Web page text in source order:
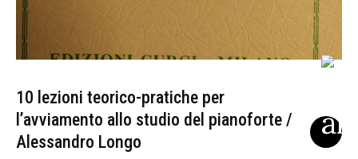
10 lezioni teorico-pratiche per
l’avviamento allo studio del pianoforte /
Alessandro Longo